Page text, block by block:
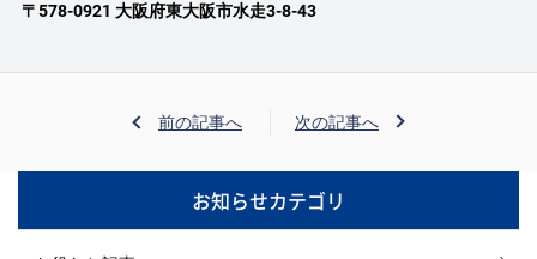
〒578-0921 大阪府東大阪市水走3-8-43
前の記事へ 次の記事へ
お知らせカテゴリ